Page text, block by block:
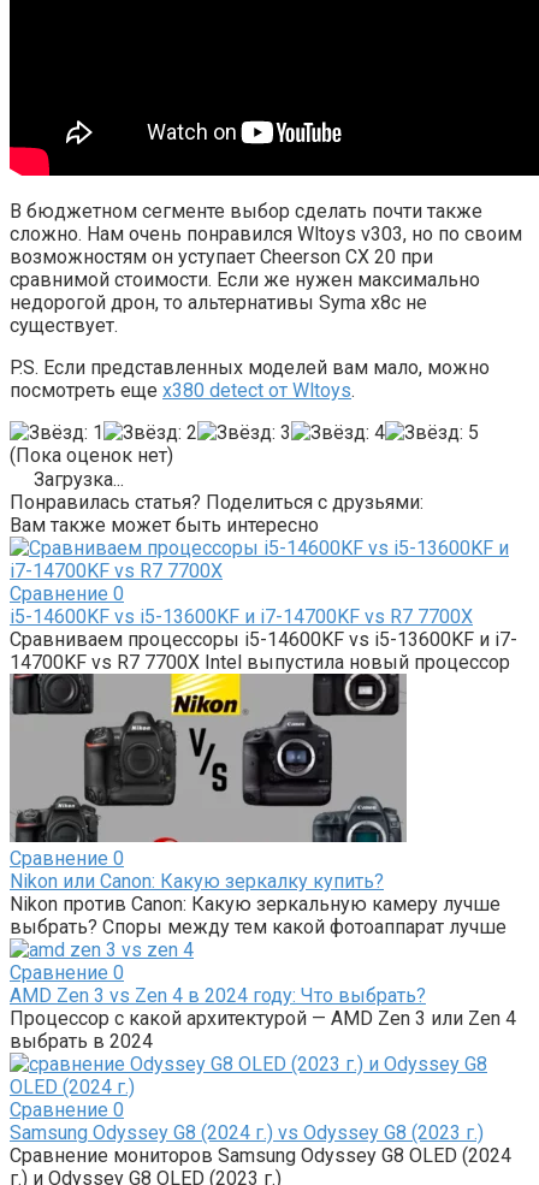
В бюджетном сегменте выбор сделать почти также
сложно. Нам очень понравился Wltoys v303, но по своим
возможностям он уступает Cheerson CX 20 при
сравнимой стоимости. Если же нужен максимально
недорогой дрон, то альтернативы Syma x8c не
существует.
P.S. Если представленных моделей вам мало, можно
посмотреть еще x380 detect от Wltoys.
(Пока оценок нет)
Загрузка...
Понравилась статья? Поделиться с друзьями:
Вам также может быть интересно
Сравнение 0
i5-14600KF vs i5-13600KF и i7-14700KF vs R7 7700X
Сравниваем процессоры i5-14600KF vs i5-13600KF и i7-
14700KF vs R7 7700X Intel выпустила новый процессор
Сравнение 0
Nikon или Canon: Какую зеркалку купить?
Nikon против Canon: Какую зеркальную камеру лучше
выбрать? Споры между тем какой фотоаппарат лучше
Сравнение 0
AMD Zen 3 vs Zen 4 в 2024 году: Что выбрать?
Процессор с какой архитектурой — AMD Zen 3 или Zen 4
выбрать в 2024
Сравнение 0
Samsung Odyssey G8 (2024 г.) vs Odyssey G8 (2023 г.)
Сравнение мониторов Samsung Odyssey G8 OLED (2024
г.) и Odyssey G8 OLED (2023 г.)